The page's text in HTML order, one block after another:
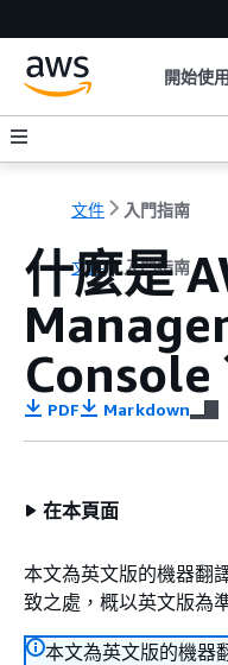
開始使用
文件 入門指南
文件 入門指南
什麼是
Console
PDF Markdown
在本頁面
本文為英文版的機器翻
致之處，概以英文版為
本文為英文版的機器